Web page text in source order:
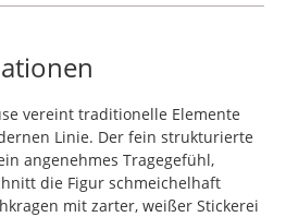
vereint traditionelle Elemente
Linie. Der fein strukturierte
angenehmes Tragegefühl,
die Figur schmeichelhaft
mit zarter, weißer Stickerei